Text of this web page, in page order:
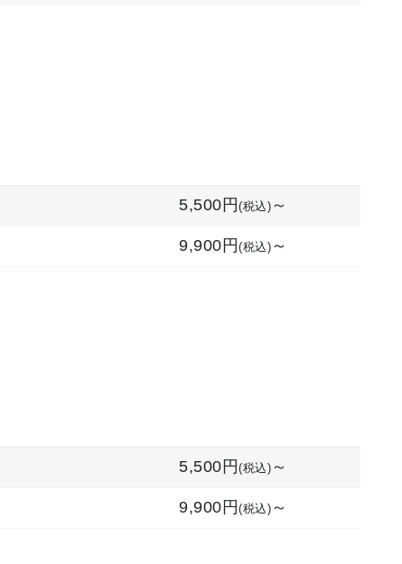
5,500円(税込) ～
9,900円(税込) ～
5,500円 (税込) ～
9,900円 (税込) ～